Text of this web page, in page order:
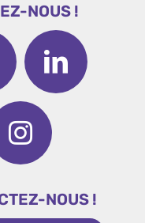
NOUS !
NOUS !